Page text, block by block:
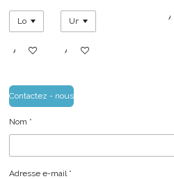
Ajouter au panierAjouter au panier
Contactez - nous
Nom *
Adresse e-mail *